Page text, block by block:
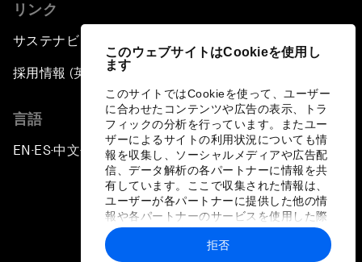
このウェブサイトはCookieを使用し
ます
このサイトではCookieを使って、ユーザー
に合わせたコンテンツや広告の表示、トラ
フィックの分析を行っています。またユー
ザーによるサイトの利用状況についても情
報を収集し、ソーシャルメディアや広告配
信、データ解析の各パートナーに情報を共
有しています。ここで収集された情報は、
ユーザーが各パートナーに提供した他の情
報や各パートナーのサービスを使用した際
に収集された情報と組み合わされ、各パー
トナーによって使用されることがありま
拒否
リンク
サステナビリティへの取り組み
採用情報 (英語のみ)
言語
EN ▪ ES▪中文▪ 日本語